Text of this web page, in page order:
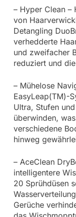
– Hyper Clean –
von
Detangling
verhedderte
und zweifacher
reduziert und
– Mühelose
EasyLeap(TM)-
Ultra, Stufen
überwinden,
verschiedene
hinweg
– AceClean
intelligentere
20 Sprühdüsen
Gerüche